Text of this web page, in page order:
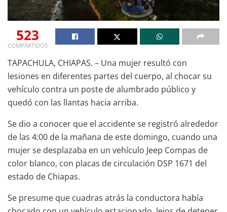
523
COMPARTIDOS
TAPACHULA, CHIAPAS. – Una mujer resultó con
lesiones en diferentes partes del cuerpo, al chocar su
vehículo contra un poste de alumbrado público y
quedó con las llantas hacia arriba.
Se dio a conocer que el accidente se registró alrededor
de las 4:00 de la mañana de este domingo, cuando una
mujer se desplazaba en un vehículo Jeep Compas de
color blanco, con placas de circulación DSP 1671 del
estado de Chiapas.
Se presume que cuadras atrás la conductora había